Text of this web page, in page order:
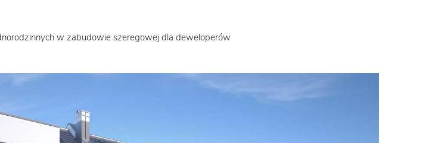
w zabudowie szeregowej dla deweloperów